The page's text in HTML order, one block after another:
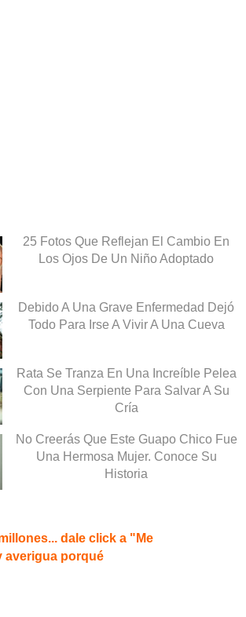
25 Fotos Que Reflejan El Cambio En
Los Ojos De Un Niño Adoptado
Debido A Una Grave Enfermedad Dejó
Todo Para Irse A Vivir A Una Cueva
Rata Se Tranza En Una Increíble Pelea
Con Una Serpiente Para Salvar A Su
Cría
No Creerás Que Este Guapo Chico Fue
Una Hermosa Mujer. Conoce Su
Historia
dale click a "Me
averigua porqué